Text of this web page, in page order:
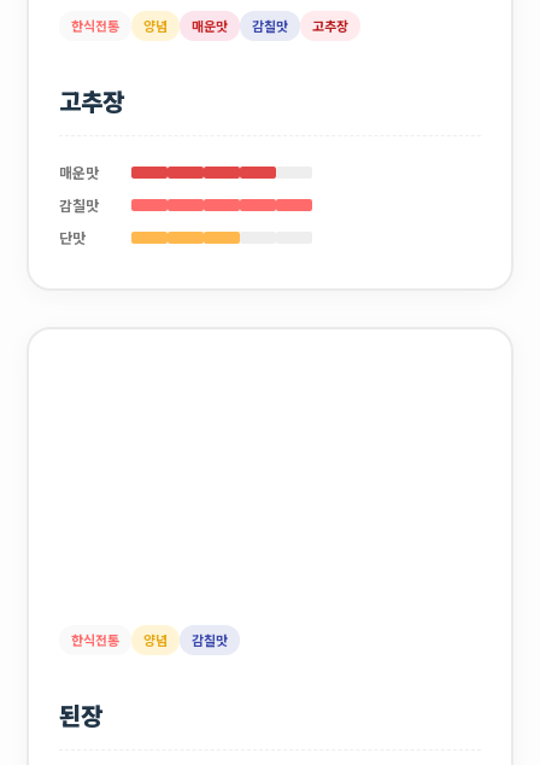
한식전통 양념 매운맛 감칠맛 고추장
고추장
매운맛
감칠맛
단맛
한식전통 양념 감칠맛
된장